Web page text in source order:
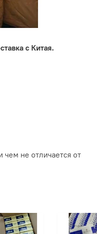
с Китая.
чем не отличается от